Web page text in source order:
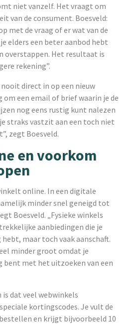
niet vanzelf. Het vraagt om
van de consument. Boesveld:
met de vraag of er wat van de
elders een beter aanbod hebt
overstappen. Het resultaat is
rekening”.
direct in op een nieuw
om een email of brief waarin je de
nog eens rustig kunt nalezen
straks vastzit aan een toch niet
zegt Boesveld.
en voorkom
online. In een digitale
minder snel geneigd tot
Boesveld. „Fysieke winkels
aanbiedingen die je
maar toch vaak aanschaft.
minder groot omdat je
bent met het uitzoeken van een
dat veel webwinkels
kortingscodes. Je vult de
en krijgt bijvoorbeeld 10